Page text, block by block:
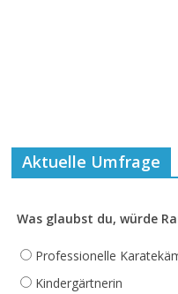
Aktuelle Umfrage
Was glaubst du, würde
Professionelle
Kindergärtnerin